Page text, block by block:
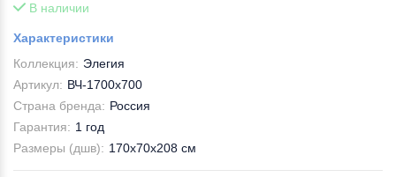
В наличии
Характеристики
Коллекция: Элегия
Артикул: ВЧ-1700х700
Страна бренда: Россия
Гарантия: 1 год
Размеры (дшв): 170x70x208 см